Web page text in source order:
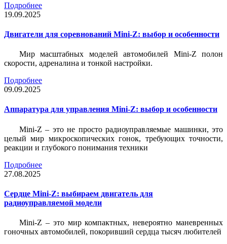
Подробнее
19.09.2025
Двигатели для соревнований Mini-Z: выбор и особенности
Мир масштабных моделей автомобилей Mini-Z полон
скорости, адреналина и тонкой настройки.
Подробнее
09.09.2025
Аппаратура для управления Mini-Z: выбор и особенности
Mini-Z – это не просто радиоуправляемые машинки, это
целый мир микроскопических гонок, требующих точности,
реакции и глубокого понимания техники
Подробнее
27.08.2025
Сердце Mini-Z: выбираем двигатель для
радиоуправляемой модели
Mini-Z – это мир компактных, невероятно маневренных
гоночных автомобилей, покоривший сердца тысяч любителей